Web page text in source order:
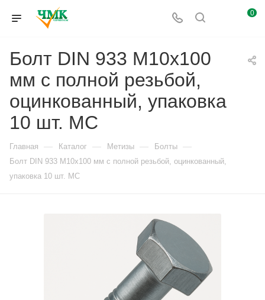
0
Болт DIN 933 М10х100
мм с полной резьбой,
оцинкованный, упаковка
10 шт. МС
Главная — Каталог — Метизы — Болты —
Болт DIN 933 М10х100 мм с полной резьбой, оцинкованный,
упаковка 10 шт. МС